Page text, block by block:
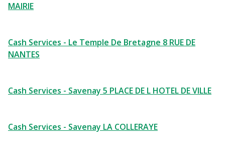
MAIRIE
Cash Services - Le Temple De Bretagne 8 RUE DE
NANTES
Cash Services - Savenay 5 PLACE DE L HOTEL DE VILLE
Cash Services - Savenay LA COLLERAYE